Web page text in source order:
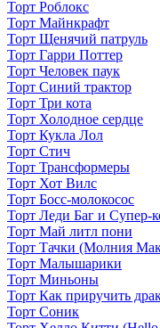
Торт Роблокс
Торт Майнкрафт
Торт Щенячий патруль
Торт Гарри Поттер
Торт Человек паук
Торт Синий трактор
Торт Три кота
Торт Холодное сердце
Торт Кукла Лол
Торт Стич
Торт Трансформеры
Торт Хот Вилс
Торт Босс-молокосос
Торт Леди Баг и Супер-
Торт Май литл пони
Торт Тачки (Молния
Торт Малышарики
Торт Миньоны
Торт Как приручить
Торт Соник